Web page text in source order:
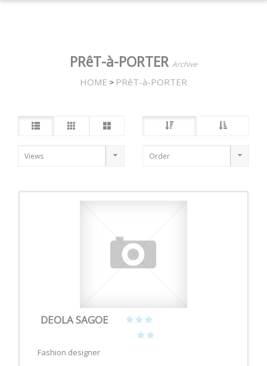
PRêT-à-PORTER Archive
HOME > PRêT-à-PORTER
DEOLA SAGOE
Fashion designer